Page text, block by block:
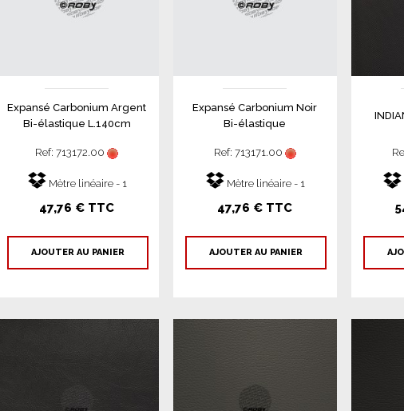
Expansé Carbonium Argent
Bi-élastique L.140cm
Ref: 713172.00
Mètre linéaire - 1
47,76 € TTC
AJOUTER AU PANIER
Expansé Carbonium Noir
Bi-élastique
Ref: 713171.00
Mètre linéaire - 1
47,76 € TTC
AJOUTER AU PANIER